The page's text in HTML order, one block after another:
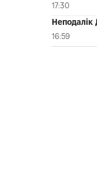
17:30
Неподалік
16:59